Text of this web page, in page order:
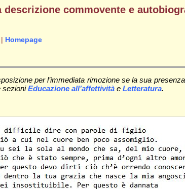
commovente e
Homepage
per l’immediata rimozione se la sua
sezioniEducazione all’affettivitàe Letteratura.